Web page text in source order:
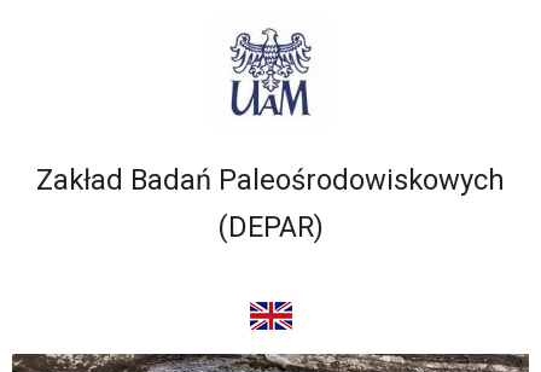
Zakład Badań Paleośrodowiskowych
(DEPAR)